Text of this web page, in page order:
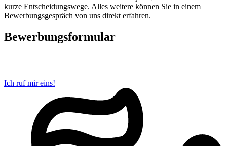
kurze Entscheidungswege. Alles weitere können Sie in einem
Bewerbungsgespräch von uns direkt erfahren.
Bewerbungsformular
Ich ruf mir eins!